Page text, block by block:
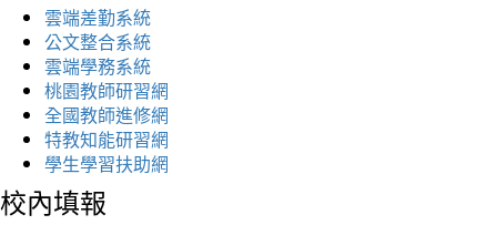
雲端差勤系統
公文整合系統
雲端學務系統
桃園教師研習網
全國教師進修網
特教知能研習網
學生學習扶助網
校內填報